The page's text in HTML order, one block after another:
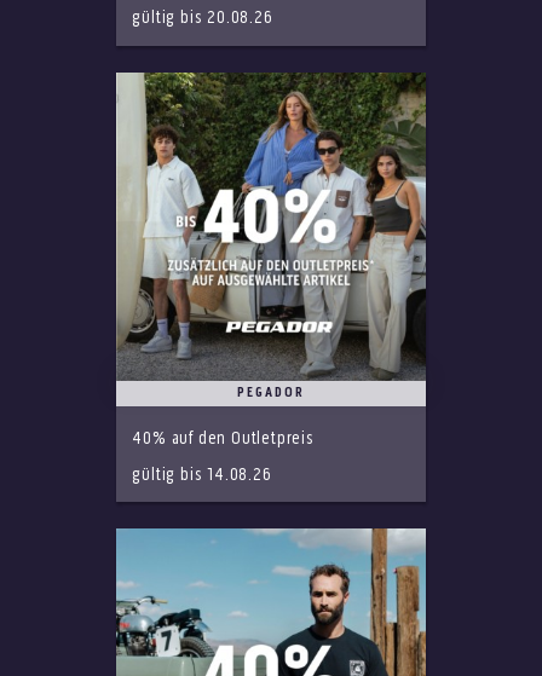
gültig bis 20.08.26
PEGADOR
40% auf den Outletpreis
gültig bis 14.08.26